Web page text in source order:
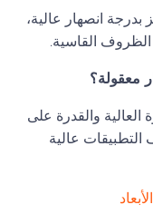
بدرجة انصهار عالية،
القاسية.
معقولة؟
بين القوة العالية والقدرة على
التطبيقات عالية